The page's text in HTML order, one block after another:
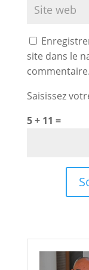
site dans le
commentaire.
Saisissez
5 + 11 =